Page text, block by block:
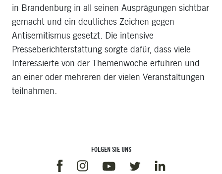
in Brandenburg in all seinen Ausprägungen sichtbar
gemacht und ein deutliches Zeichen gegen
Antisemitismus gesetzt. Die intensive
Presseberichterstattung sorgte dafür, dass viele
Interessierte von der Themenwoche erfuhren und
an einer oder mehreren der vielen Veranstaltungen
teilnahmen.
FOLGEN SIE UNS
FacebookInstagramYoutubeTwitterLinkedin